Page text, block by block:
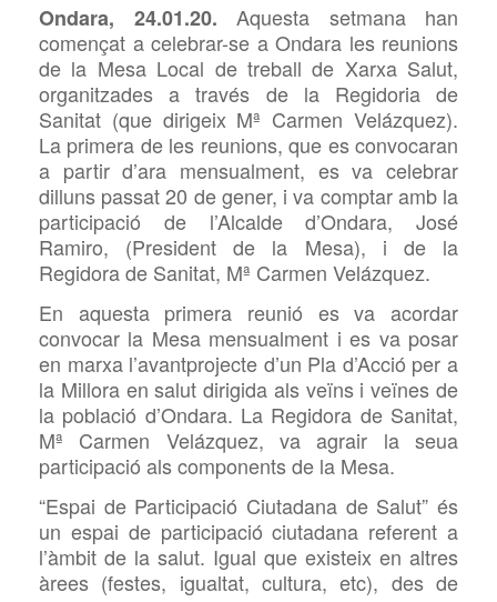
Ondara, 24.01.20. Aquesta setmana han
començat a celebrar-se a Ondara les reunions
de la Mesa Local de treball de Xarxa Salut,
organitzades a través de la Regidoria de
Sanitat (que dirigeix Mª Carmen Velázquez).
La primera de les reunions, que es convocaran
a partir d’ara mensualment, es va celebrar
dilluns passat 20 de gener, i va comptar amb la
participació de l’Alcalde d’Ondara, José
Ramiro, (President de la Mesa), i de la
Regidora de Sanitat, Mª Carmen Velázquez.
En aquesta primera reunió es va acordar
convocar la Mesa mensualment i es va posar
en marxa l’avantprojecte d’un Pla d’Acció per a
la Millora en salut dirigida als veïns i veïnes de
la població d’Ondara. La Regidora de Sanitat,
Mª Carmen Velázquez, va agrair la seua
participació als components de la Mesa.
“Espai de Participació Ciutadana de Salut” és
un espai de participació ciutadana referent a
l’àmbit de la salut. Igual que existeix en altres
àrees (festes, igualtat, cultura, etc), des de